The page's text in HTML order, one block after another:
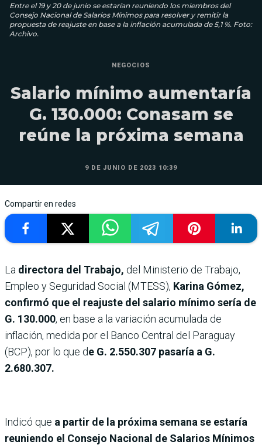
Entre el 19 y 20 de junio se estarían reuniendo los miembros del
Consejo Nacional de Salarios Mínimos para resolver y remitir la
propuesta de reajuste en base a la inflación acumulada de 5,1 %. Foto:
Archivo.
NEGOCIOS
Salario mínimo aumentaría
G. 130.000: Conasam se
reúne la próxima semana
9 DE JUNIO DE 2023 10:39
Compartir en redes
La directora del Trabajo, del Ministerio de Trabajo,
Empleo y Seguridad Social (MTESS), Karina Gómez,
confirmó que el reajuste del salario mínimo sería de
G. 130.000, en base a la variación acumulada de
inflación, medida por el Banco Central del Paraguay
(BCP), por lo que de G. 2.550.307 pasaría a G.
2.680.307.
Indicó que a partir de la próxima semana se estaría
reuniendo el Consejo Nacional de Salarios Mínimos